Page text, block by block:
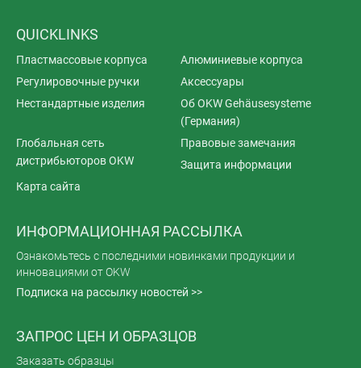
QUICKLINKS
Пластмассовые корпуса
Алюминиевые корпуса
Регулировочные ручки
Аксессуары
Нестандартные изделия
Об OKW Gehäusesysteme
(Германия)
Глобальная сеть
дистрибьюторов OKW
Правовые замечания
Защита информации
Карта сайта
ИНФОРМАЦИОННАЯ РАССЫЛКА
Ознакомьтесь с последними новинками продукции и
инновациями от OKW
Подписка на рассылку новостей >>
ЗАПРОС ЦЕН И ОБРАЗЦОВ
Заказать образцы